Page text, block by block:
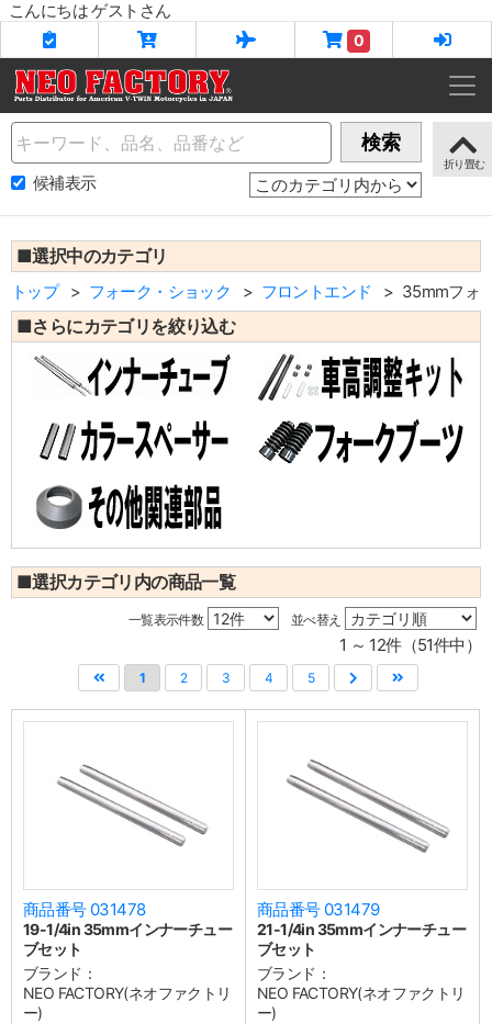
こんにちは ゲストさん
0
Name 検索
候補表示
■選択中のカテゴリ
トップ フォーク・ショック フロントエンド 35mmフォ
■さらにカテゴリを絞り込む
■選択カテゴリ内の商品一覧
一覧表示件数 並べ替え
1 ～ 12件（51件中）
1 2 3 4 5
商品番号 031478
19-1/4in 35mmインナーチュー
ブセット
ブランド：
NEO FACTORY(ネオファクトリ
ー)
商品番号 031479
21-1/4in 35mmインナーチュー
ブセット
ブランド：
NEO FACTORY(ネオファクトリ
ー)